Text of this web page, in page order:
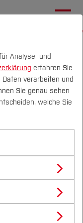
Quicklinks
-
dich
Analyse- und
erfahren Sie
verarbeiten und
Sie genau sehen
welche Sie